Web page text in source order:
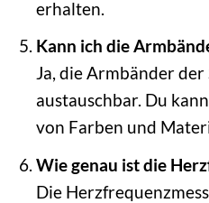
erhalten.
Kann ich die
Ja, die Armbänder
austauschbar. Du
von Farben und
Wie genau ist die
Die